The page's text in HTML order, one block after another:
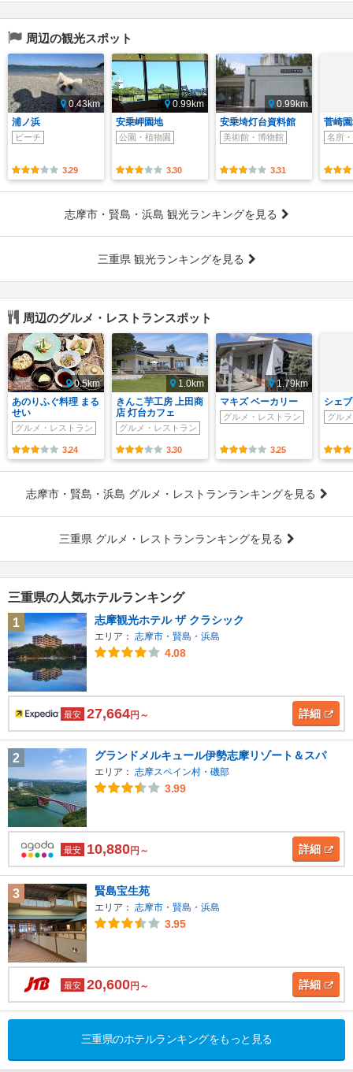
周辺の観光スポット
0.43km
浦ノ浜
ビーチ
3.29
0.99km
安乗岬園地
公園・植物園
3.30
0.99km
安乗埼灯台資料館
美術館・博物館
3.31
菅崎
名所
志摩市・賢島・浜島 観光ランキングを見る
三重県 観光ランキングを見る
周辺のグルメ・レストランスポット
0.5km
あのりふぐ料理 まる
せい
グルメ・レストラン
3.24
1.0km
きんこ芋工房 上田商
店 灯台カフェ
グルメ・レストラン
3.30
1.79km
マキズ ベーカリー
グルメ・レストラン
3.25
シェ
グル
志摩市・賢島・浜島 グルメ・レストランランキングを見る
三重県 グルメ・レストランランキングを見る
三重県の人気ホテルランキング
1
志摩観光ホテル ザ クラシック
エリア： 志摩市・賢島・浜島
4.08
最安 27,664円～ 詳細
2 グランドメルキュール伊勢志摩リゾート＆スパ
エリア： 志摩スペイン村・磯部
3.99
最安 10,880円～ 詳細
3 賢島宝生苑
エリア： 志摩市・賢島・浜島
3.95
最安 20,600円～ 詳細
三重県のホテルランキングをもっと見る